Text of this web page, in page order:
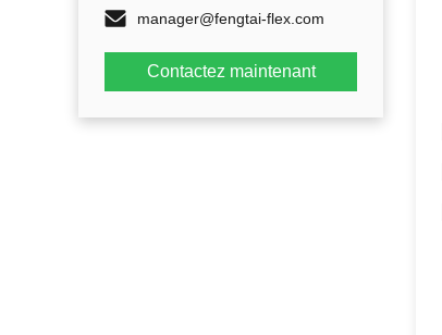
manager@fengtai-flex.com
Contactez maintenant